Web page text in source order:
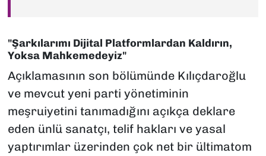
"Şarkılarımı Dijital Platformlardan Kaldırın,
Yoksa Mahkemedeyiz"
Açıklamasının son bölümünde Kılıçdaroğlu
ve mevcut yeni parti yönetiminin
meşruiyetini tanımadığını açıkça deklare
eden ünlü sanatçı, telif hakları ve yasal
yaptırımlar üzerinden çok net bir ültimatom